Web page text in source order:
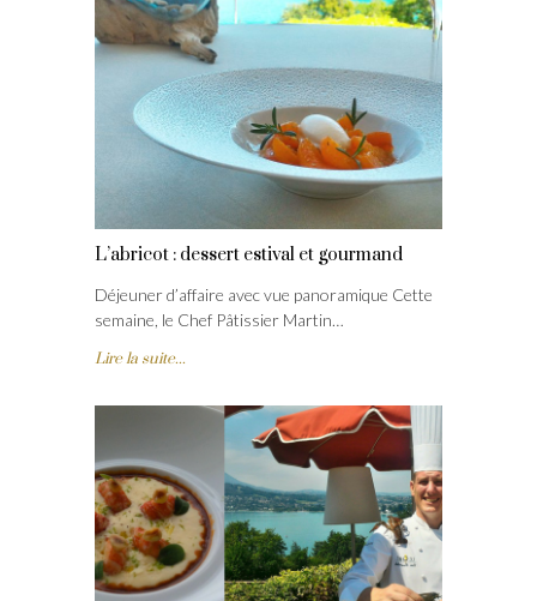
L’abricot : dessert estival et gourmand
Déjeuner d’affaire avec vue panoramique Cette
semaine, le Chef Pâtissier Martin…
Lire la suite...